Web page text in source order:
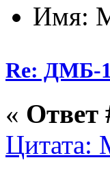
Имя:
Re: ДМБ-
« Ответ
Цитата: